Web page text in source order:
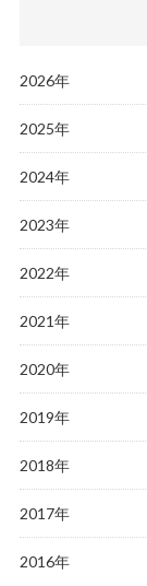
2026年
2025年
2024年
2023年
2022年
2021年
2020年
2019年
2018年
2017年
2016年